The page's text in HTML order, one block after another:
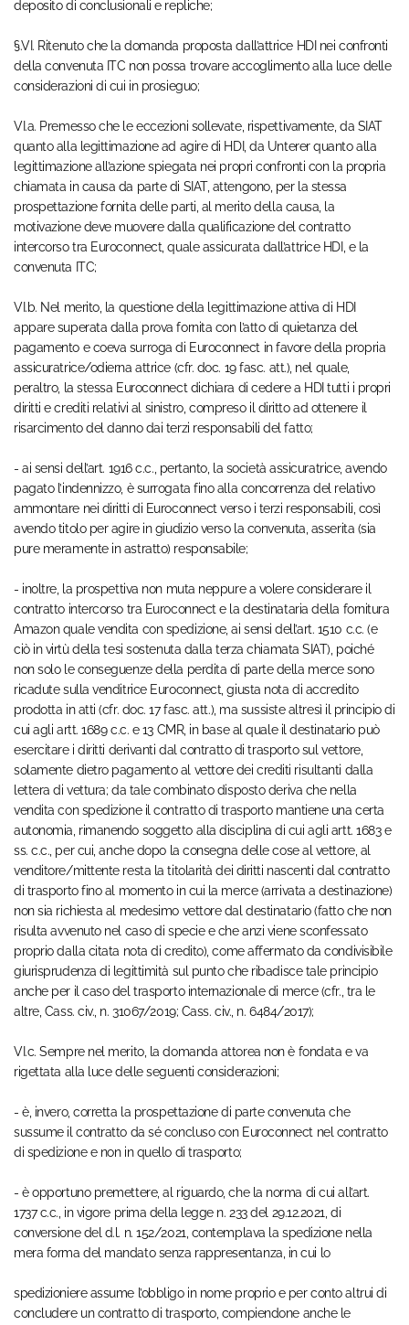
deposito di conclusionali e repliche;
§.VI. Ritenuto che la domanda proposta dall’attrice HDI nei confronti
della convenuta ITC non possa trovare accoglimento alla luce delle
considerazioni di cui in prosieguo;
VI.a. Premesso che le eccezioni sollevate, rispettivamente, da SIAT
quanto alla legittimazione ad agire di HDI, da Unterer quanto alla
legittimazione all’azione spiegata nei propri confronti con la propria
chiamata in causa da parte di SIAT, attengono, per la stessa
prospettazione fornita delle parti, al merito della causa, la
motivazione deve muovere dalla qualificazione del contratto
intercorso tra Euroconnect, quale assicurata dall’attrice HDI, e la
convenuta ITC;
VI.b. Nel merito, la questione della legittimazione attiva di HDI
appare superata dalla prova fornita con l’atto di quietanza del
pagamento e coeva surroga di Euroconnect in favore della propria
assicuratrice/odierna attrice (cfr. doc. 19 fasc. att.), nel quale,
peraltro, la stessa Euroconnect dichiara di cedere a HDI tutti i propri
diritti e crediti relativi al sinistro, compreso il diritto ad ottenere il
risarcimento del danno dai terzi responsabili del fatto;
- ai sensi dell’art. 1916 c.c., pertanto, la società assicuratrice, avendo
pagato l’indennizzo, è surrogata fino alla concorrenza del relativo
ammontare nei diritti di Euroconnect verso i terzi responsabili, così
avendo titolo per agire in giudizio verso la convenuta, asserita (sia
pure meramente in astratto) responsabile;
- inoltre, la prospettiva non muta neppure a volere considerare il
contratto intercorso tra Euroconnect e la destinataria della fornitura
Amazon quale vendita con spedizione, ai sensi dell’art. 1510 c.c. (e
ciò in virtù della tesi sostenuta dalla terza chiamata SIAT), poiché
non solo le conseguenze della perdita di parte della merce sono
ricadute sulla venditrice Euroconnect, giusta nota di accredito
prodotta in atti (cfr. doc. 17 fasc. att.), ma sussiste altresì il principio di
cui agli artt. 1689 c.c. e 13 CMR, in base al quale il destinatario può
esercitare i diritti derivanti dal contratto di trasporto sul vettore,
solamente dietro pagamento al vettore dei crediti risultanti dalla
lettera di vettura; da tale combinato disposto deriva che nella
vendita con spedizione il contratto di trasporto mantiene una certa
autonomia, rimanendo soggetto alla disciplina di cui agli artt. 1683 e
ss. c.c., per cui, anche dopo la consegna delle cose al vettore, al
venditore/mittente resta la titolarità dei diritti nascenti dal contratto
di trasporto fino al momento in cui la merce (arrivata a destinazione)
non sia richiesta al medesimo vettore dal destinatario (fatto che non
risulta avvenuto nel caso di specie e che anzi viene sconfessato
proprio dalla citata nota di credito), come affermato da condivisibile
giurisprudenza di legittimità sul punto che ribadisce tale principio
anche per il caso del trasporto internazionale di merce (cfr., tra le
altre, Cass. civ., n. 31067/2019; Cass. civ., n. 6484/2017);
VI.c. Sempre nel merito, la domanda attorea non è fondata e va
rigettata alla luce delle seguenti considerazioni;
- è, invero, corretta la prospettazione di parte convenuta che
sussume il contratto da sé concluso con Euroconnect nel contratto
di spedizione e non in quello di trasporto;
- è opportuno premettere, al riguardo, che la norma di cui all’art.
1737 c.c., in vigore prima della legge n. 233 del 29.12.2021, di
conversione del d.l. n. 152/2021, contemplava la spedizione nella
mera forma del mandato senza rappresentanza, in cui lo
spedizioniere assume l’obbligo in nome proprio e per conto altrui di
concludere un contratto di trasporto, compiendone anche le